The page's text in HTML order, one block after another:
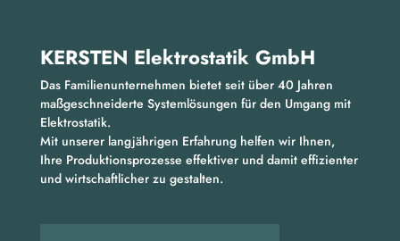
KERSTEN Elektrostatik GmbH​
Das Familienunternehmen bietet seit über 40 Jahren
maßgeschneiderte Systemlösungen für den Umgang mit
Elektrostatik.
Mit unserer langjährigen Erfahrung helfen wir Ihnen,
Ihre Produktionsprozesse effektiver und damit effizienter
und wirtschaftlicher zu gestalten.